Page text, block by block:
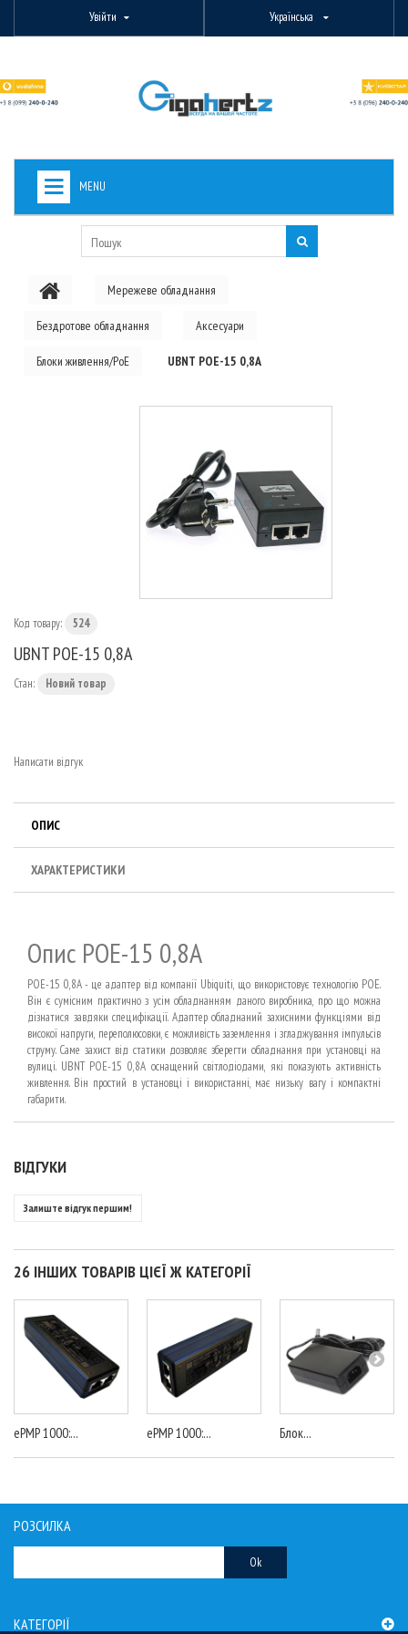
Увійти Українська
MENU
PON ОБЛАДНАННЯ
Мережеве обладнання
Бездротове обладнання Аксесуари
Блоки живлення/PoE UBNT POE-15 0,8A
Код товару: 524
UBNT POE-15 0,8A
Стан: Новий товар
Написати відгук
ОПИС
ХАРАКТЕРИСТИКИ
Опис POE-15 0,8A
POE-15 0,8A - це адаптер від компанії Ubiquiti, що використовує технологію POE.
Він є сумісним практично з усім обладнанням даного виробника, про що можна
дізнатися завдяки специфікації. Адаптер обладнаний захисними функціями від
високої напруги, переполюсовки, є можливість заземлення і згладжування імпульсів
струму. Саме захист від статики дозволяє зберегти обладнання при установці на
вулиці. UBNT POE-15 0,8A оснащений світлодіодами, які показують активність
живлення. Він простий в установці і використанні, має низьку вагу і компактні
габарити.
ВІДГУКИ
Залиште відгук першим!
26 ІНШИХ ТОВАРІВ ЦІЄЇ Ж КАТЕГОРІЇ
ePMP 1000:... ePMP 1000:... Блок...
РОЗСИЛКА
Ok
КАТЕГОРІЇ